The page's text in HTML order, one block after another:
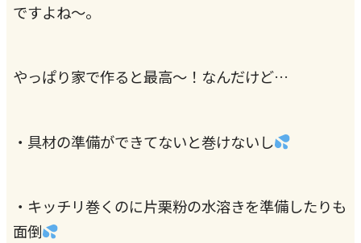
ですよね～。
やっぱり家で作ると最高～！なんだけど…
・具材の準備ができてないと巻けないし
・キッチリ巻くのに片栗粉の水溶きを準備したりも
面倒